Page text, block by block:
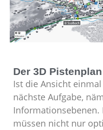
Der 3D Pistenplan
Ist die Ansicht
nächste Aufgabe,
Informationsebenen.
müssen nicht nur